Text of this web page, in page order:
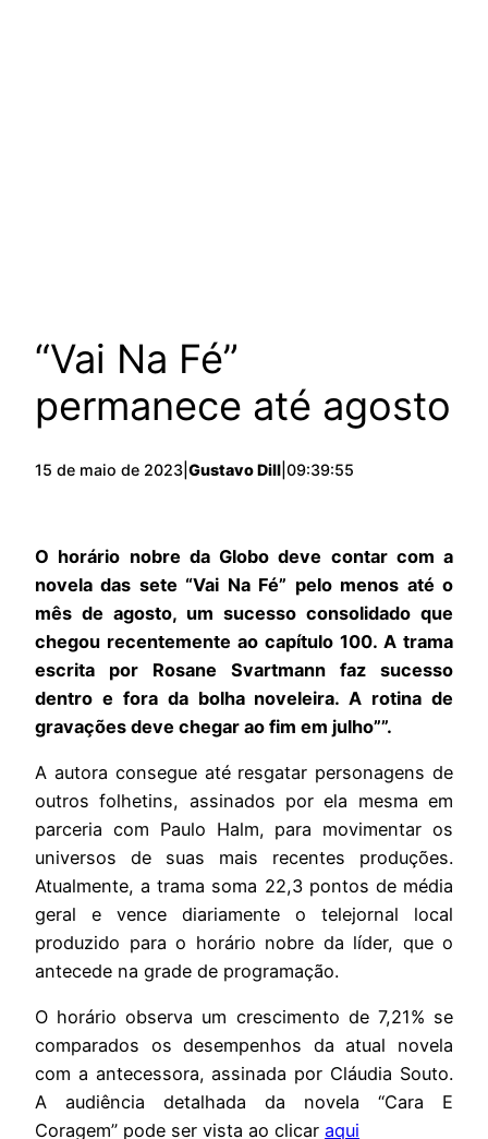
“Vai Na Fé”
permanece até agosto
15 de maio de 2023 Gustavo Dill 09:39:55
O horário nobre da Globo deve contar com a
novela das sete “Vai Na Fé” pelo menos até o
mês de agosto, um sucesso consolidado que
chegou recentemente ao capítulo 100. A trama
escrita por Rosane Svartmann faz sucesso
dentro e fora da bolha noveleira. A rotina de
gravações deve chegar ao fim em julho””.
A autora consegue até resgatar personagens de
outros folhetins, assinados por ela mesma em
parceria com Paulo Halm, para movimentar os
universos de suas mais recentes produções.
Atualmente, a trama soma 22,3 pontos de média
geral e vence diariamente o telejornal local
produzido para o horário nobre da líder, que o
antecede na grade de programação.
O horário observa um crescimento de 7,21% se
comparados os desempenhos da atual novela
com a antecessora, assinada por Cláudia Souto.
A audiência detalhada da novela “Cara E
Coragem” pode ser vista ao clicar aqui